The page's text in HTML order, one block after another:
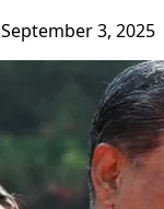
September 3, 2025